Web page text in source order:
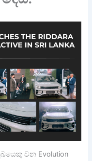
වන Evolution